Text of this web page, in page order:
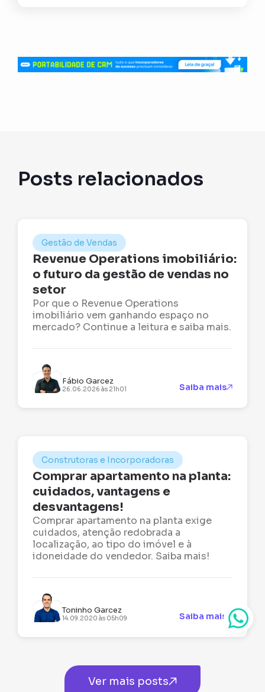
Posts relacionados
Gestão de Vendas
Revenue Operations imobiliário:
o futuro da gestão de vendas no
setor
Por que o Revenue Operations
imobiliário vem ganhando espaço no
mercado? Continue a leitura e saiba mais.
Fábio Garcez
26.06.2026 às 21h01 Saiba mais
Construtoras e Incorporadoras
Comprar apartamento na planta:
cuidados, vantagens e
desvantagens!
Comprar apartamento na planta exige
cuidados, atenção redobrada a
localização, ao tipo do imóvel e à
idoneidade do vendedor. Saiba mais!
Toninho Garcez
14.09.2020 às 05h09 Saiba mais
Ver mais posts